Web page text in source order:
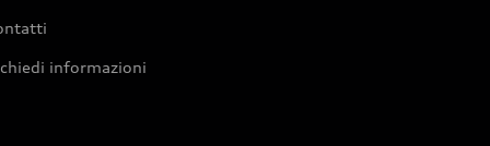
informazioni